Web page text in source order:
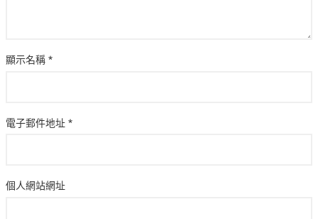
顯示名稱 *
電子郵件地址 *
個人網站網址